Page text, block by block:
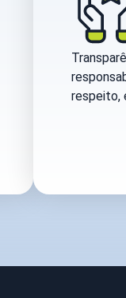
respeito,